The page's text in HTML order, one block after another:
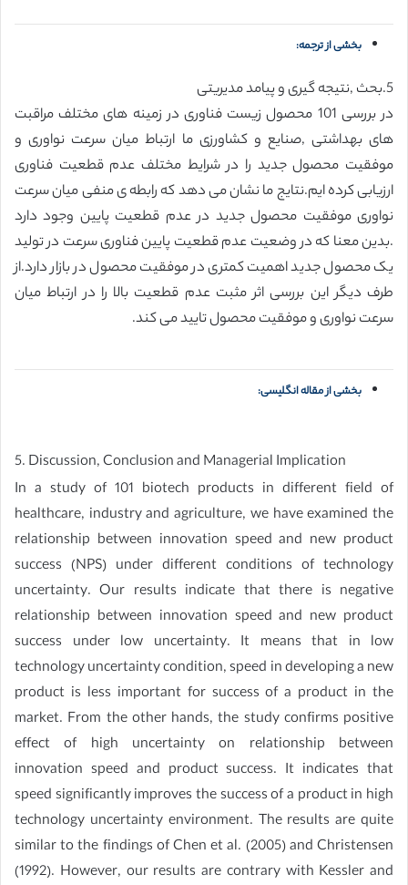
بخشی از ترجمه:
5.بحث ,نتیجه گیری و پیامد مدیریتی
در بررسی 101 محصول زیست فناوری در زمینه های مختلف مراقبت
های بهداشتی ,صنایع و کشاورزی ما ارتباط میان سرعت نواوری و
موفقیت محصول جدید را در شرایط مختلف عدم قطعیت فناوری
ارزیابی کرده ایم.نتایج ما نشان می دهد که رابطه ی منفی میان سرعت
نواوری موفقیت محصول جدید در عدم قطعیت پایین وجود دارد
.بدین معنا که در وضعیت عدم قطعیت پایین فناوری سرعت در تولید
یک محصول جدید اهمیت کمتری در موفقیت محصول در بازار دارد.از
طرف دیگر این بررسی اثر مثبت عدم قطعیت بالا را در ارتباط میان
سرعت نواوری و موفقیت محصول تایید می کند.
بخشی از مقاله انگلیسی:
5. Discussion, Conclusion and Managerial Implication
In a study of 101 biotech products in different field of
healthcare, industry and agriculture, we have examined the
relationship between innovation speed and new product
success (NPS) under different conditions of technology
uncertainty. Our results indicate that there is negative
relationship between innovation speed and new product
success under low uncertainty. It means that in low
technology uncertainty condition, speed in developing a new
product is less important for success of a product in the
market. From the other hands, the study confirms positive
effect of high uncertainty on relationship between
innovation speed and product success. It indicates that
speed significantly improves the success of a product in high
technology uncertainty environment. The results are quite
similar to the findings of Chen et al. (2005) and Christensen
(1992). However, our results are contrary with Kessler and